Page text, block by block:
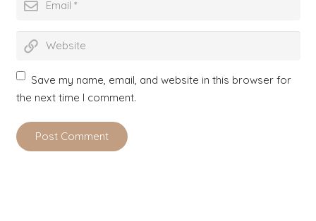
Save my name, email, and website in this browser for
the next time I comment.
Post Comment